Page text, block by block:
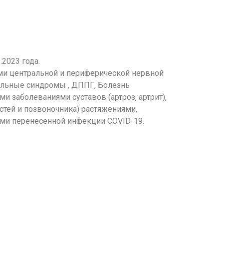
года.
центральной и периферической нервной
синдромы , ДППГ, Болезнь
заболеваниями суставов (артроз, артрит),
и позвоночника) растяжениями,
перенесенной инфекции COVID-19.